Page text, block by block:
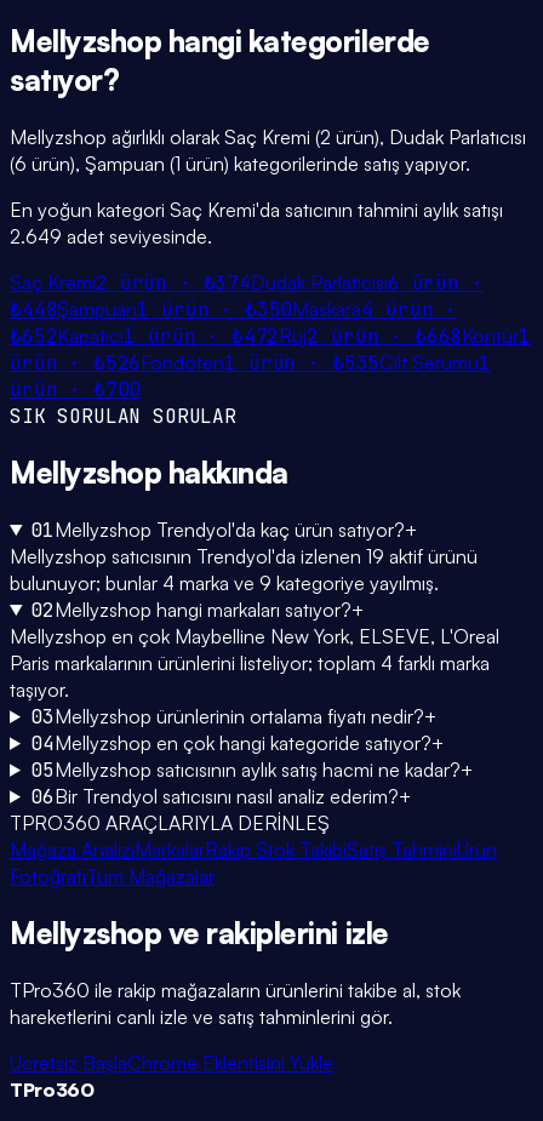
Mellyzshop hangi kategorilerde
satıyor?
Mellyzshop ağırlıklı olarak Saç Kremi (2 ürün), Dudak Parlatıcısı
(6 ürün), Şampuan (1 ürün) kategorilerinde satış yapıyor.
En yoğun kategori Saç Kremi'da satıcının tahmini aylık satışı
2.649 adet seviyesinde.
Saç Kremi2 ürün · ₺374Dudak Parlatıcısı6 ürün ·
₺448Şampuan1 ürün · ₺350Maskara4 ürün ·
₺652Kapatıcı1 ürün · ₺472Ruj2 ürün · ₺668Kontür1
ürün · ₺526Fondöten1 ürün · ₺535Cilt Serumu1
ürün · ₺700
SIK SORULAN SORULAR
Mellyzshop hakkında
01Mellyzshop Trendyol'da kaç ürün satıyor?+
Mellyzshop satıcısının Trendyol'da izlenen 19 aktif ürünü
bulunuyor; bunlar 4 marka ve 9 kategoriye yayılmış.
02Mellyzshop hangi markaları satıyor?+
Mellyzshop en çok Maybelline New York, ELSEVE, L'Oreal
Paris markalarının ürünlerini listeliyor; toplam 4 farklı marka
taşıyor.
03Mellyzshop ürünlerinin ortalama fiyatı nedir?+
04Mellyzshop en çok hangi kategoride satıyor?+
05Mellyzshop satıcısının aylık satış hacmi ne kadar?+
06Bir Trendyol satıcısını nasıl analiz ederim?+
TPRO360 ARAÇLARIYLA DERİNLEŞ
Mağaza AnaliziMarkalarRakip Stok TakibiSatış TahminiÜrün
FotoğrafıTüm Mağazalar
Mellyzshop ve rakiplerini izle
TPro360 ile rakip mağazaların ürünlerini takibe al, stok
hareketlerini canlı izle ve satış tahminlerini gör.
Ücretsiz BaşlaChrome Eklentisini Yükle
TPro360